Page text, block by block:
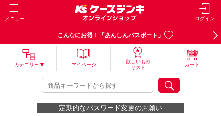
メニュー ログイン
こんなにお得！「あんしんパスポート」
カテゴリー マイページ
欲しいもの
リスト
カート
定期的なパスワード変更のお願い